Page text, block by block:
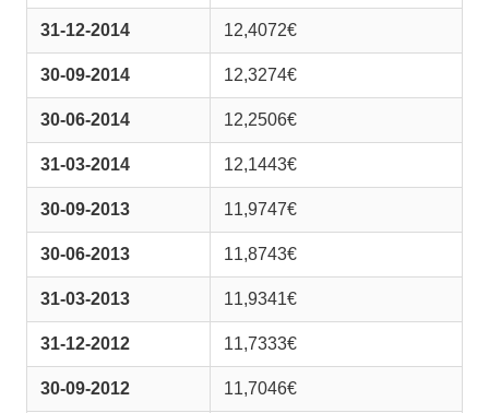
31-12-2014 12,4072€
30-09-2014 12,3274€
30-06-2014 12,2506€
31-03-2014 12,1443€
30-09-2013 11,9747€
30-06-2013 11,8743€
31-03-2013 11,9341€
31-12-2012 11,7333€
30-09-2012 11,7046€